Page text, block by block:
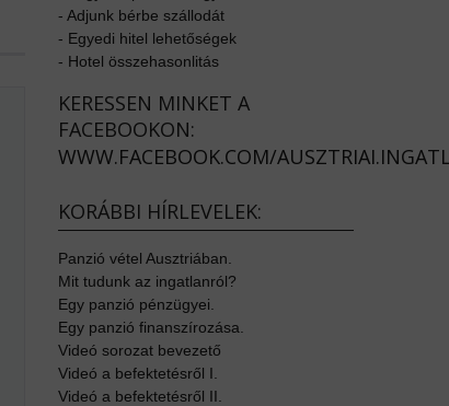
- Adjunk bérbe szállodát
- Egyedi hitel lehetőségek
- Hotel összehasonlitás
KERESSEN MINKET A
FACEBOOKON:
WWW.FACEBOOK.COM/
KORÁBBI HÍRLEVELEK:
Panzió vétel Ausztriában.
Mit tudunk az ingatlanról?
Egy panzió pénzügyei.
Egy panzió finanszírozása.
Videó sorozat bevezető
Videó a befektetésről I.
Videó a befektetésről II.